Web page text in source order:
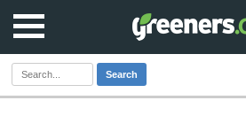
Search